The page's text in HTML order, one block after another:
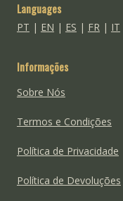
Languages
PT | EN | ES | FR| IT
Informações
Sobre Nós
Termos e Condições
Política de Privacidade
Política de Devoluções